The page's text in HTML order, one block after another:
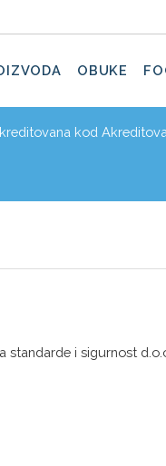
OBUKE
kod
i sigurnost